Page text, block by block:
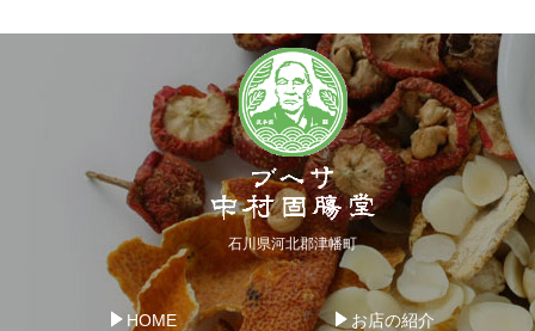
石川県河北郡津幡町
HOME
お店の紹介